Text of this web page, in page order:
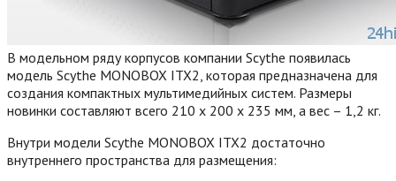
В модельном ряду корпусов компании Scythe появилась
модель Scythe MONOBOX ITX2, которая предназначена для
создания компактных мультимедийных систем. Размеры
новинки составляют всего 210 х 200 х 235 мм, а вес – 1,2 кг.
Внутри модели Scythe MONOBOX ITX2 достаточно
внутреннего пространства для размещения: